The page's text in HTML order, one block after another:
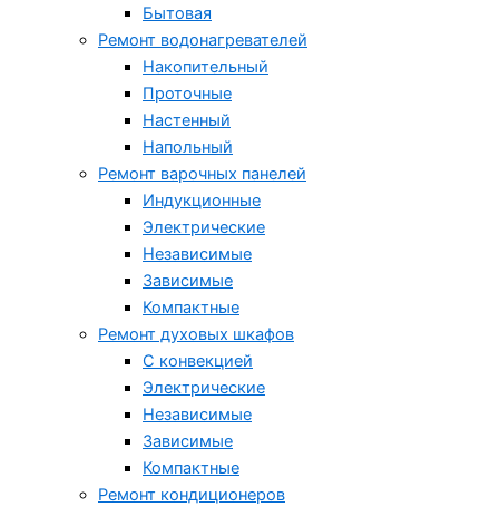
Бытовая
Ремонт водонагревателей
Накопительный
Проточные
Настенный
Напольный
Ремонт варочных панелей
Индукционные
Электрические
Независимые
Зависимые
Компактные
Ремонт духовых шкафов
С конвекцией
Электрические
Независимые
Зависимые
Компактные
Ремонт кондиционеров